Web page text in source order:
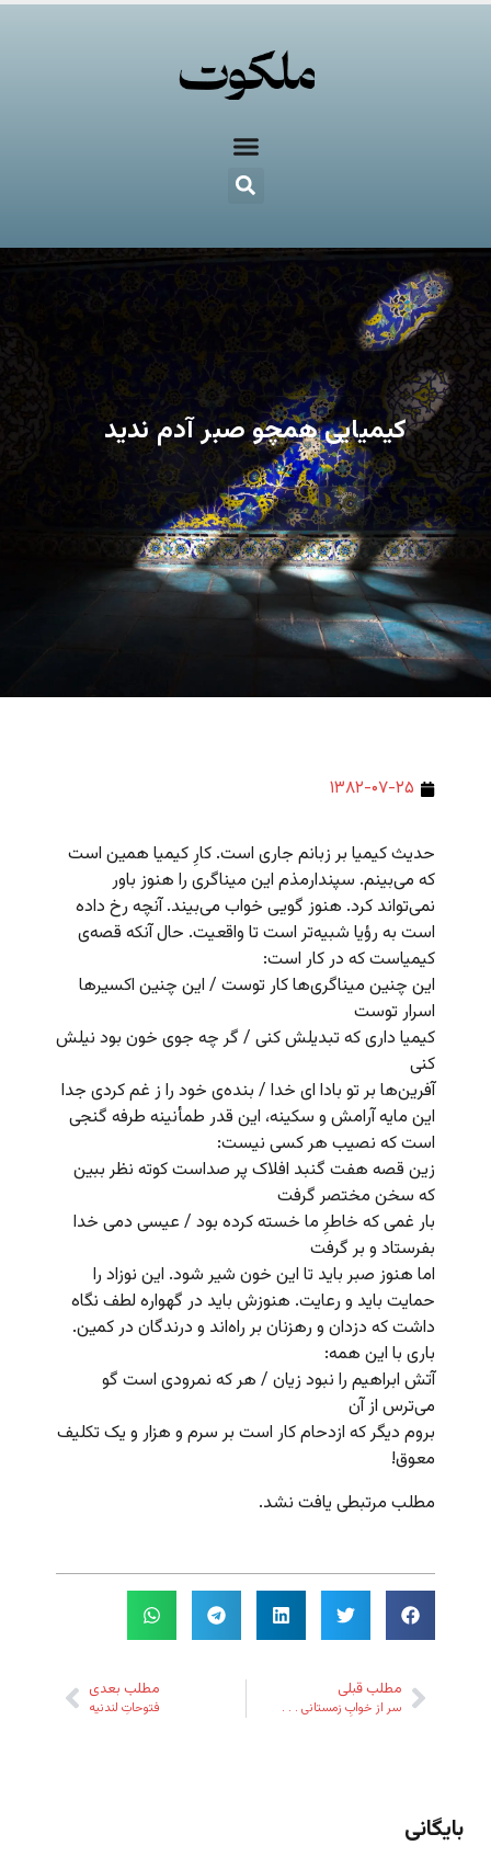
کیمیایی همچو صبر آدم ندید
۱۳۸۲-۰۷-۲۵
حدیث کیمیا بر زبانم جاری است. کارِ کیمیا همین است
که می‌بینم. سپندارمذم این میناگری را هنوز باور
نمی‌تواند کرد. هنوز گویی خواب می‌بیند. آنچه رخ داده
است به رؤیا شبیه‌تر است تا واقعیت. حال آنکه قصه‌ی
کیمیاست که در کار است:
این چنین میناگری‌ها کار توست / این چنین اکسیرها
اسرار توست
کیمیا داری که تبدیلش کنی / گر چه جوی خون بود نیلش
کنی
آفرین‌ها بر تو بادا ای خدا / بنده‌ی خود را ز غم کردی جدا
این مایه آرامش و سکینه، این قدر طمأنینه طرفه گنجی
است که نصیب هر کسی نیست:
زین قصه هفت گنبد افلاک پر صداست کوته نظر ببین
که سخن مختصر گرفت
بار غمی که خاطرِ ما خسته کرده بود / عیسی دمی خدا
بفرستاد و بر گرفت
اما هنوز صبر باید تا این خون شیر شود. این نوزاد را
حمایت باید و رعایت. هنوزش باید در گهواره لطف نگاه
داشت که دزدان و رهزنان بر راه‌اند و درندگان در کمین.
باری با این همه:
آتش ابراهیم را نبود زیان / هر که نمرودی است گو
می‌ترس از آن
بروم دیگر که ازدحام کار است بر سرم و هزار و یک تکلیف
معوق!
مطلب مرتبطی یافت نشد.
مطلب قبلی
سر از خوابِ زمستانی . . .
مطلب بعدی
فتوحاتِ لندنیه
بایگانی